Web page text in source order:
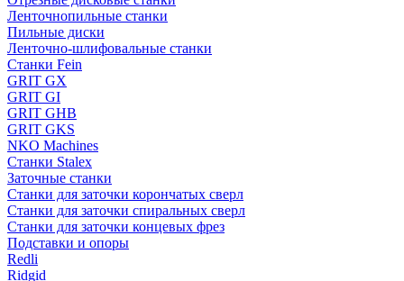
Ленточнопильные станки
Пильные диски
Ленточно-шлифовальные станки
Станки Fein
GRIT GX
GRIT GI
GRIT GHB
GRIT GKS
NKO Machines
Станки Stalex
Заточные станки
Станки для заточки корончатых сверл
Станки для заточки спиральных сверл
Станки для заточки концевых фрез
Подставки и опоры
Redli
Ridgid